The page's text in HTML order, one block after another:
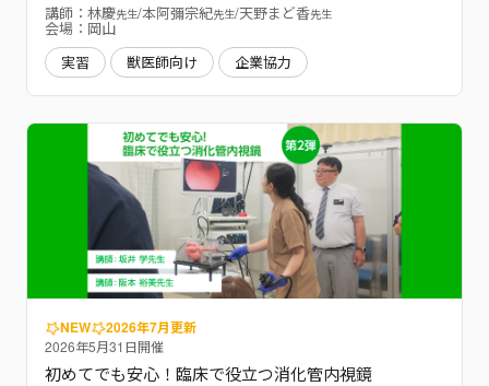
講師：林慶先生/本阿彌宗紀先生/天野まど香先生
会場：岡山
実習
獣医師向け 企業協力
NEW 2026年7月更新
2026年5月31日開催
初めてでも安心！臨床で役立つ消化管内視鏡